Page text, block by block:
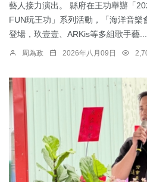
藝人接力演出。 縣府在王功舉辦「
FUN玩王功」系列活動，「海洋音
登場，玖壹壹、ARKis等多組歌手藝...
周為政 2026年八月09日